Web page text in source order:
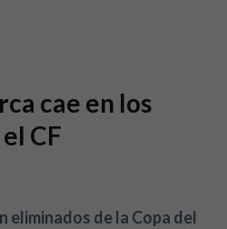
cae en los
CF
eliminados de la Copa del